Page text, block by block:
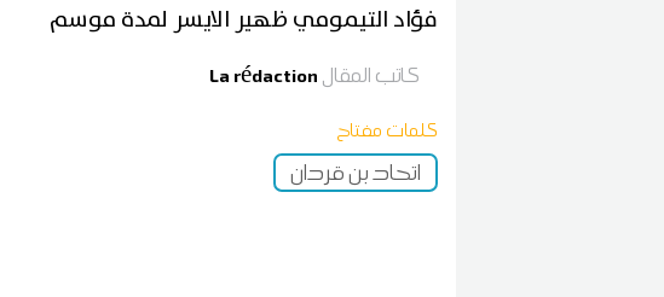
فؤاد التيمومي ظهير الايسر لمدة موسم
كاتب المقال La rédaction
كلمات مفتاح
اتحاد بن قردان